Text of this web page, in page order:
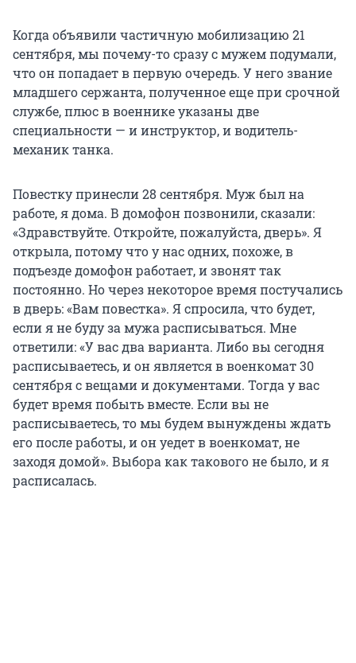
Когда объявили частичную мобилизацию 21
сентября, мы почему-то сразу с мужем подумали,
что он попадает в первую очередь. У него звание
младшего сержанта, полученное еще при срочной
службе, плюс в военнике указаны две
специальности — и инструктор, и водитель-
механик танка.
Повестку принесли 28 сентября. Муж был на
работе, я дома. В домофон позвонили, сказали:
«Здравствуйте. Откройте, пожалуйста, дверь». Я
открыла, потому что у нас одних, похоже, в
подъезде домофон работает, и звонят так
постоянно. Но через некоторое время постучались
в дверь: «Вам повестка». Я спросила, что будет,
если я не буду за мужа расписываться. Мне
ответили: «У вас два варианта. Либо вы сегодня
расписываетесь, и он является в военкомат 30
сентября с вещами и документами. Тогда у вас
будет время побыть вместе. Если вы не
расписываетесь, то мы будем вынуждены ждать
его после работы, и он уедет в военкомат, не
заходя домой». Выбора как такового не было, и я
расписалась.